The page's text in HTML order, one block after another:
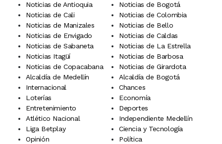
Noticias de Antioquia
Noticias de Bogotá
Noticias de Cali
Noticias de Colombia
Noticias de Manizales
Noticias de Bello
Noticias de Envigado
Noticias de Caldas
Noticias de Sabaneta
Noticias de La Estrella
Noticias Itagüí
Noticias de Barbosa
Noticias de Copacabana
Noticias de Girardota
Alcaldía de Medellín
Alcaldía de Bogotá
Internacional
Chances
Loterías
Economía
Entretenimiento
Deportes
Atlético Nacional
Independiente Medellín
Liga Betplay
Ciencia y Tecnología
Opinión
Política